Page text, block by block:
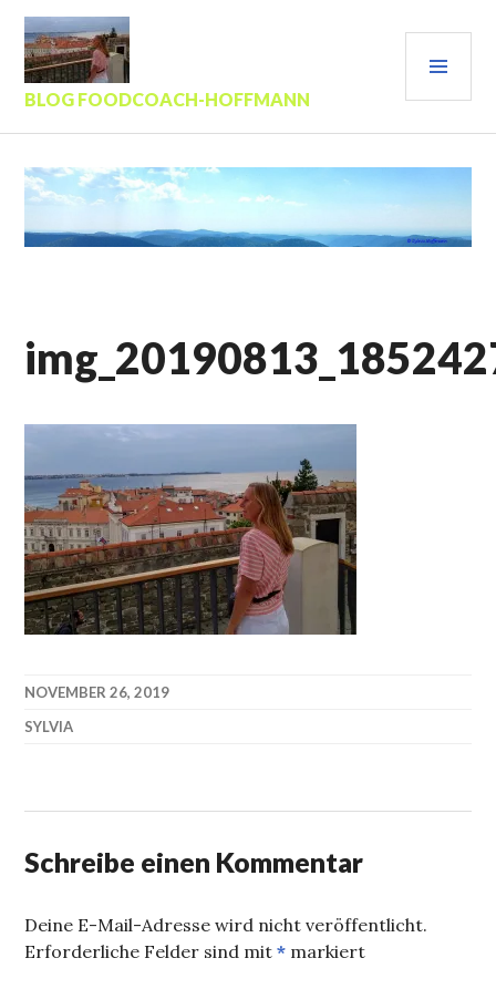
Zum
Inhalt
springen
BLOG FOODCOACH-HOFFMANN
NOVEMBER 26, 2019
SYLVIA
Schreibe einen Kommentar
Deine E-Mail-Adresse wird nicht veröffentlicht.
Erforderliche Felder sind mit* markiert